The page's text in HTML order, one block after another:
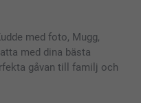
med foto, Mugg,
med dina bästa
gåvan till familj och